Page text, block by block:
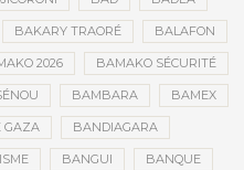
BAKARY TRAORÉ BALAFON
2026 BAMAKO SÉCURITÉ
BAMBARA BAMEX
GAZA BANDIAGARA
BANGUI BANQUE